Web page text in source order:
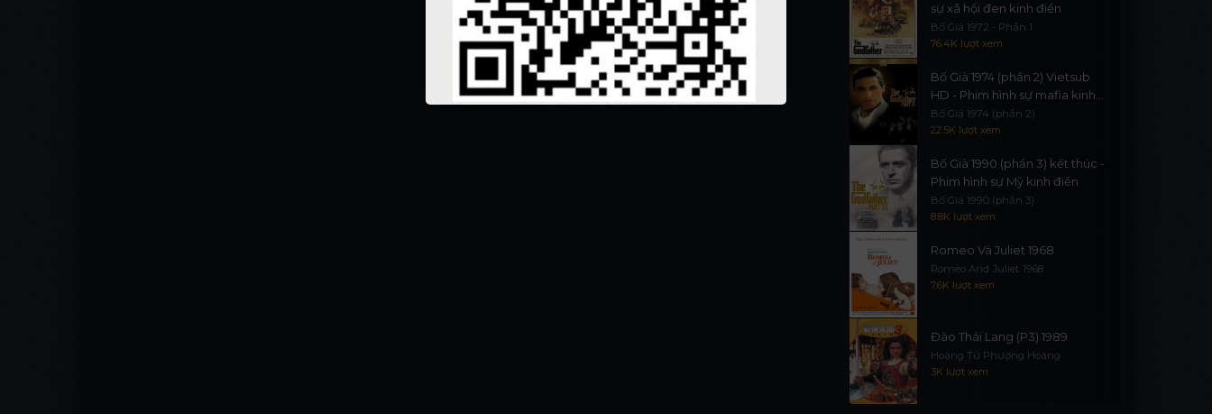
sự xã hội đen kinh điển
Bố Già 1972 - Phần 1
76.4K lượt xem
Bố Già 1974 (phần 2) Vietsub
HD - Phim hình sự mafia kinh
điển
Bố Già 1974 (phần 2)
22.5K lượt xem
Bố Già 1990 (phần 3) kết thúc -
Phim hình sự Mỹ kinh điển
Bố Già 1990 (phần 3)
8.8K lượt xem
Romeo Và Juliet 1968
Romeo And Juliet 1968
7.6K lượt xem
Đào Thái Lang (P3) 1989
Hoàng Tử Phượng Hoàng
3K lượt xem